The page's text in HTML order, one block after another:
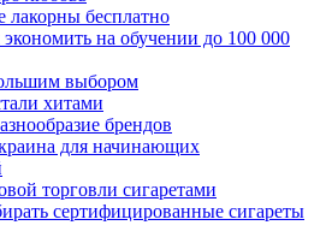
бесплатно
на обучении до 100 000
выбором
хитами
брендов
для начинающих
торговли сигаретами
сертифицированные сигареты